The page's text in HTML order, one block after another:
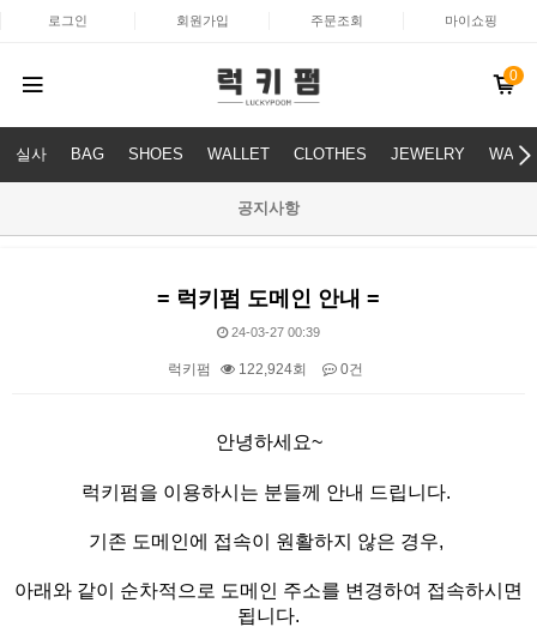
로그인 회원가입 주문조회 마이쇼핑
0
실사 BAG SHOES WALLET CLOTHES JEWELRY
공지사항
= 럭키펌 도메인 안내 =
24-03-27 00:39
럭키펌 122,924회 0건
안녕하세요~
럭키펌을 이용하시는 분들께 안내 드립니다.
기존 도메인에 접속이 원활하지 않은 경우,
아래와 같이 순차적으로 도메인 주소를 변경하여 접속하시면
됩니다.